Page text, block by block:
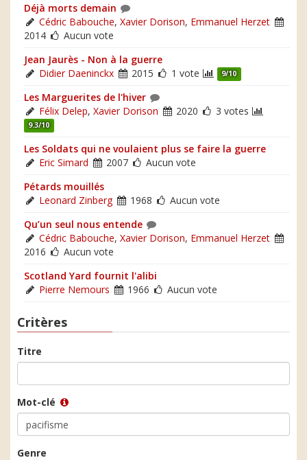
Déjà morts demain
Cédric Babouche, Xavier Dorison, Emmanuel Herzet
2014
Aucun vote
Jean Jaurès - Non à la guerre
Didier Daeninckx
2015 1 vote 9/10
Les Marguerites de l'hiver
Félix Delep, Xavier Dorison 2020 3 votes
9.3/10
Les Soldats qui ne voulaient plus se faire la guerre
Eric Simard
2007
Aucun vote
Pétards mouillés
Leonard Zinberg
1968
Aucun vote
Qu’un seul nous entende
Cédric Babouche, Xavier Dorison, Emmanuel Herzet
2016
Aucun vote
Scotland Yard fournit l'alibi
Pierre Nemours
1966 Aucun vote
Critères
Titre
Mot-clé
Genre